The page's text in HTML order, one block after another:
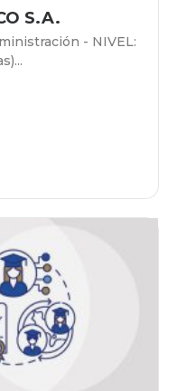
S.A.
- NIVEL: